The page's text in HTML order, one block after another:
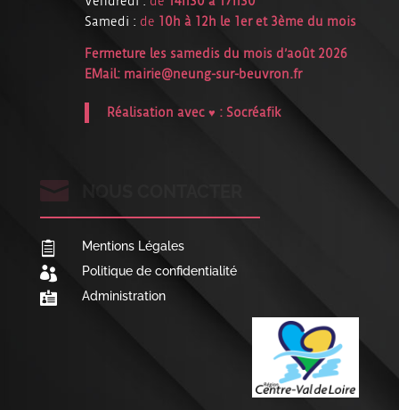
Samedi : de 10h à 12h le 1er et 3ème du mois
Fermeture les samedis du mois d’août 2026
EMail: mairie@neung-sur-beuvron.fr
Réalisation avec ♥ : Socréafik

 Mentions Légales
 Politique de confidentialité
 Administration